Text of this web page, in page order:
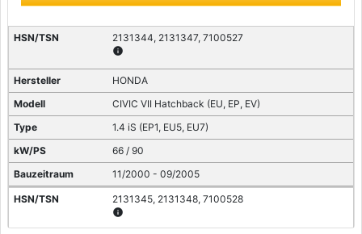
2131344, 2131347, 7100527
info
HONDA
CIVIC VII Hatchback (EU, EP, EV)
1.4 iS (EP1, EU5, EU7)
66 / 90
11/2000 - 09/2005
2131345, 2131348, 7100528
info